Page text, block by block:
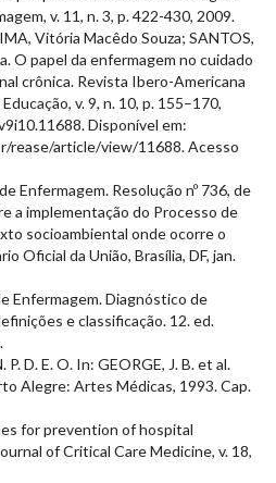
v. 11, n. 3, p. 422-430, 2009.
Vitória Macêdo Souza; SANTOS,
O papel da enfermagem no cuidado
crônica. Revista Ibero-Americana
v. 9, n. 10, p. 155–170,
Disponível em:
rease/article/view/11688. Acesso
Enfermagem. Resolução nº 736, de
a implementação do Processo de
socioambiental onde ocorre o
Oficial da União, Brasília, DF, jan.
Enfermagem. Diagnóstico de
e classificação. 12. ed.
P. D. E. O. In: GEORGE, J. B. et al.
Alegre: Artes Médicas, 1993. Cap.
for prevention of hospital
of Critical Care Medicine, v. 18,